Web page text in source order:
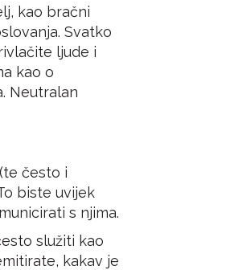
kao bračni
Svatko
ljude i
kao o
Neutralan
često i
biste uvijek
s njima.
služiti kao
kakav je